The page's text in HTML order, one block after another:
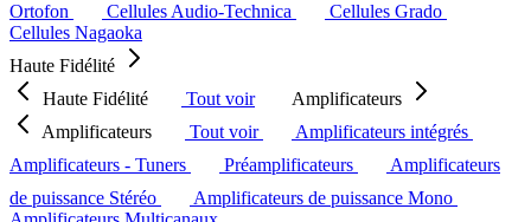
Ortofon
Cellules Audio-Technica
Cellules Grado
Cellules Nagaoka
Haute Fidélité
Haute Fidélité
Tout voir
Amplificateurs
Amplificateurs
Tout voir
Amplificateurs intégrés
Amplificateurs - Tuners
Préamplificateurs
Amplificateurs
de puissance Stéréo
Amplificateurs de puissance Mono